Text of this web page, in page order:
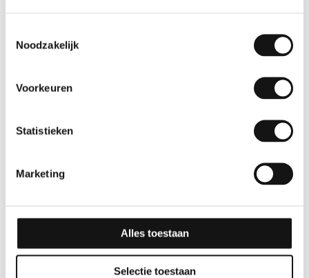
Noodzakelijk
Voorkeuren
Statistieken
Marketing
Alles toestaan
Selectie toestaan
GSW® Interieurfolie
effen M08 – Bright
GSW® Interieurfolie
effen M06 – Steel Blue
10 jaar